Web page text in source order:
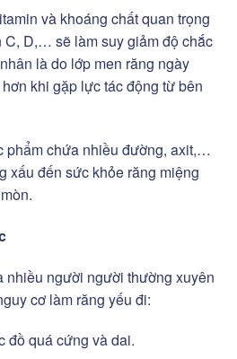
và khoáng chất quan trọng
C, D,… sẽ làm suy giảm độ chắc
là do lớp men răng ngày
khi gặp lực tác động từ bên
phẩm chứa nhiều đường, axit,…
xấu đến sức khỏe răng miệng
nhiều người người thường xuyên
cơ làm răng yếu đi:
đồ quá cứng và dai.